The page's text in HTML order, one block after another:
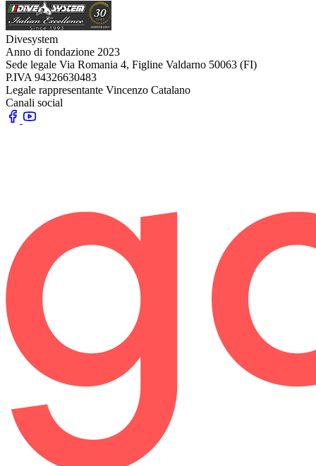
Divesystem
Anno di fondazione 2023
Sede legale Via Romania 4, Figline Valdarno 50063 (FI)
P.IVA 94326630483
Legale rappresentante Vincenzo Catalano
Canali social